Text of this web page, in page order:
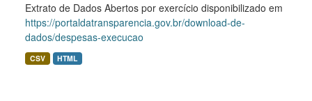
Extrato de Dados Abertos por exercício disponibilizado em
https://portaldatransparencia.gov.br/download-de-
dados/despesas-execucao
CSV HTML